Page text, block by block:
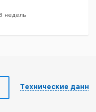
недель
Технические